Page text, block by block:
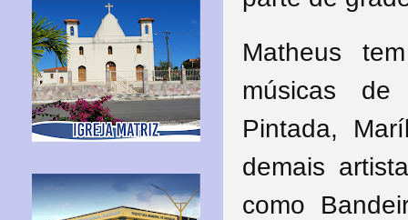
Matheus
músicas de
Pintada,
demais
como